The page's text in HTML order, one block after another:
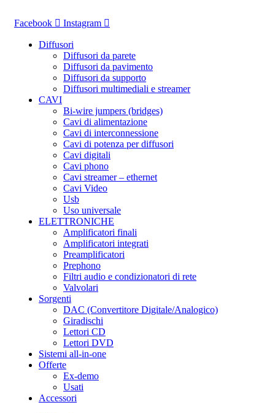
Facebook Instagram
Diffusori
Diffusori da parete
Diffusori da pavimento
Diffusori da supporto
Diffusori multimediali e streamer
CAVI
Bi-wire jumpers (bridges)
Cavi di alimentazione
Cavi di interconnessione
Cavi di potenza per diffusori
Cavi digitali
Cavi phono
Cavi streamer – ethernet
Cavi Video
Usb
Uso universale
ELETTRONICHE
Amplificatori finali
Amplificatori integrati
Preamplificatori
Prephono
Filtri audio e condizionatori di rete
Valvolari
Sorgenti
DAC (Convertitore Digitale/Analogico)
Giradischi
Lettori CD
Lettori DVD
Sistemi all-in-one
Offerte
Ex-demo
Usati
Accessori